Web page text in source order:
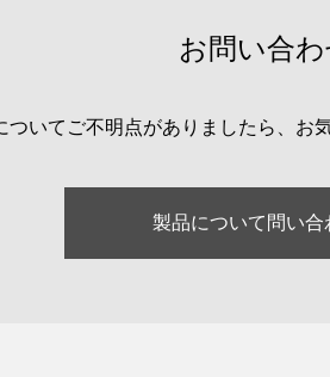
お問い合わ
ついてご不明点がありましたら、お
製品について問い合